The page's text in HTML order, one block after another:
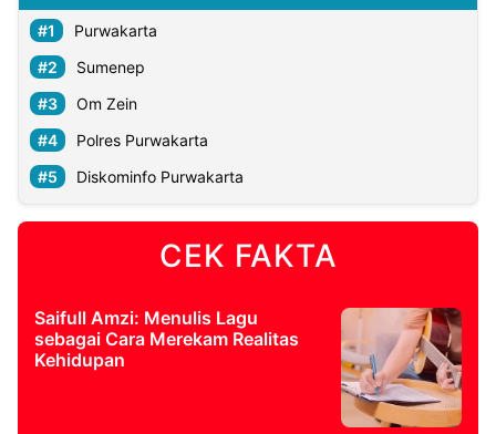
Purwakarta
Sumenep
Om Zein
Polres Purwakarta
Diskominfo Purwakarta
CEK FAKTA
Saifull Amzi: Menulis Lagu
sebagai Cara Merekam Realitas
Kehidupan